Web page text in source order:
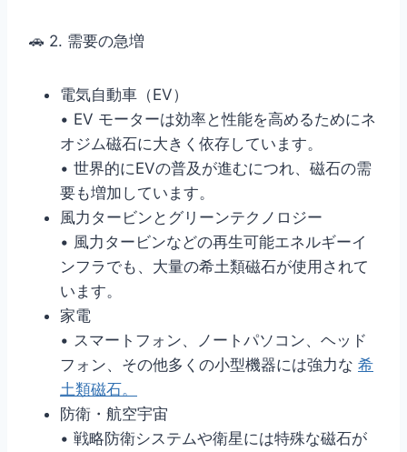
🚗 2. 需要の急増
電気自動車（EV）
• EV モーターは効率と性能を高めるためにネ
オジム磁石に大きく依存しています。
• 世界的にEVの普及が進むにつれ、磁石の需
要も増加しています。
風力タービンとグリーンテクノロジー
• 風力タービンなどの再生可能エネルギーイ
ンフラでも、大量の希土類磁石が使用されて
います。
家電
• スマートフォン、ノートパソコン、ヘッド
フォン、その他多くの小型機器には強力な 希
土類磁石。
防衛・航空宇宙
• 戦略防衛システムや衛星には特殊な磁石が